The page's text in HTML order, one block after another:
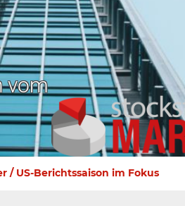
vom
/ US-Berichtssaison im Fokus